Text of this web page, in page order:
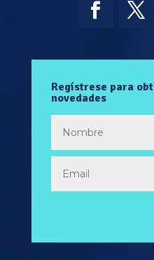
Regístrese para
novedades